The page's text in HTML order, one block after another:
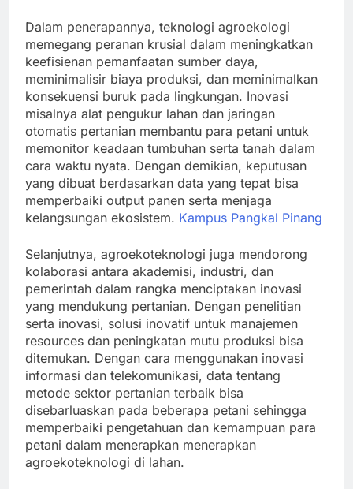
Dalam penerapannya, teknologi agroekologi
memegang peranan krusial dalam meningkatkan
keefisienan pemanfaatan sumber daya,
meminimalisir biaya produksi, dan meminimalkan
konsekuensi buruk pada lingkungan. Inovasi
misalnya alat pengukur lahan dan jaringan
otomatis pertanian membantu para petani untuk
memonitor keadaan tumbuhan serta tanah dalam
cara waktu nyata. Dengan demikian, keputusan
yang dibuat berdasarkan data yang tepat bisa
memperbaiki output panen serta menjaga
kelangsungan ekosistem. Kampus Pangkal Pinang
Selanjutnya, agroekoteknologi juga mendorong
kolaborasi antara akademisi, industri, dan
pemerintah dalam rangka menciptakan inovasi
yang mendukung pertanian. Dengan penelitian
serta inovasi, solusi inovatif untuk manajemen
resources dan peningkatan mutu produksi bisa
ditemukan. Dengan cara menggunakan inovasi
informasi dan telekomunikasi, data tentang
metode sektor pertanian terbaik bisa
disebarluaskan pada beberapa petani sehingga
memperbaiki pengetahuan dan kemampuan para
petani dalam menerapkan menerapkan
agroekoteknologi di lahan.